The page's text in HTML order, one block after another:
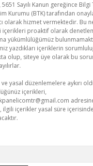
5651 Sayılı Kanun gereğince
Kurumu (BTK) tarafından
olarak hizmet vermektedir. Bu
içerikleri proaktif olarak
yükümlülüğümüz
yazdıkları içeriklerin
olup, siteye üye olarak bu
ve yasal düzenlemelere aykırı
içerikleri,
ilgili içerikler yasal süre